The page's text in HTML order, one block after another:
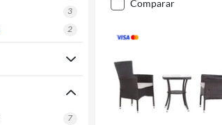
3
2
7
comparar